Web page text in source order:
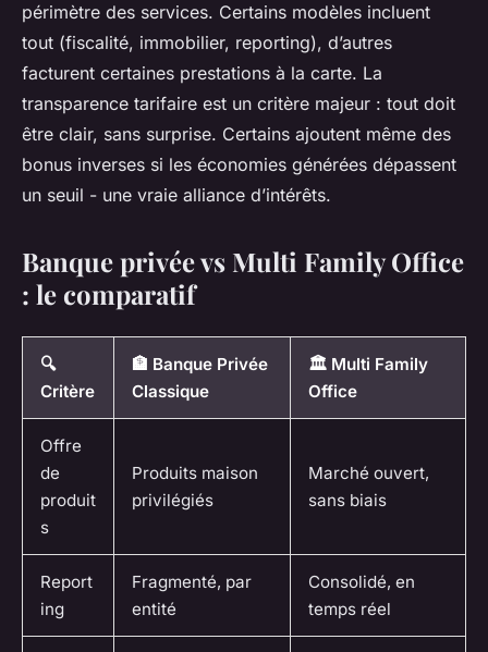
périmètre des services. Certains modèles incluent
tout (fiscalité, immobilier, reporting), d’autres
facturent certaines prestations à la carte. La
transparence tarifaire est un critère majeur : tout doit
être clair, sans surprise. Certains ajoutent même des
bonus inverses si les économies générées dépassent
un seuil - une vraie alliance d’intérêts.
Banque privée vs Multi Family Office
: le comparatif
🔍
Critère
🏦 Banque Privée
Classique
🏛️ Multi Family
Office
Offre
de
produit
s
Produits maison
privilégiés
Marché ouvert,
sans biais
Report
ing
Fragmenté, par
entité
Consolidé, en
temps réel